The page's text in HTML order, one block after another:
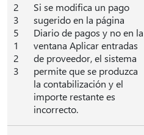
2
3
5
1
2
3
Si se modifica un pago
sugerido en la página
Diario de pagos y no en la
ventana Aplicar entradas
de proveedor, el sistema
permite que se produzca
la contabilización y el
importe restante es
incorrecto.